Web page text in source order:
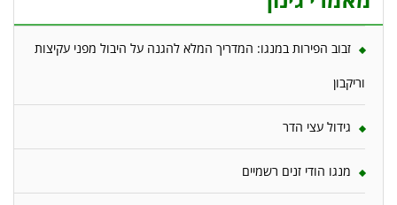
זבוב הפירות במנגו: המדריך המלא להגנה על היבול מפני עקיצות
וריקבון
גידול עצי הדר
מנגו הודי זנים רשמיים